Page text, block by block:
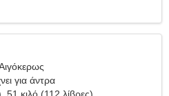
για άντρα